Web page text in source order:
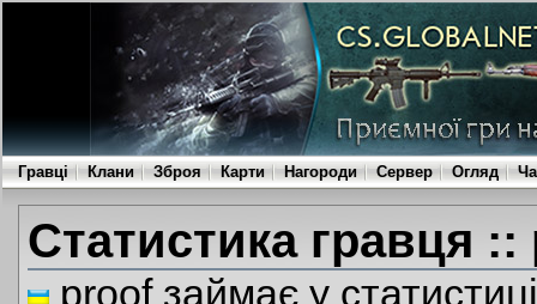
Гравці Клани Зброя Карти Нагороди Сервер Огляд
Статистика гравця
proof займає у